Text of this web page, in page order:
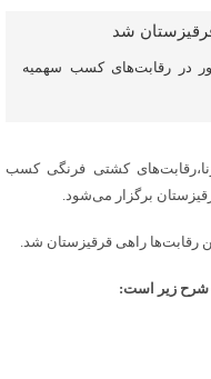
در رقابت‌های کسب سهمیه
کشتی فرنگی کسب
برگزار می‌شود.
رقابت‌ها راهی قرقیزستان شد.
شرح زیر است: